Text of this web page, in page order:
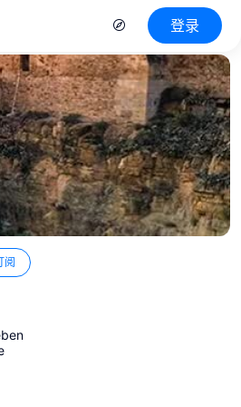
登录
阅